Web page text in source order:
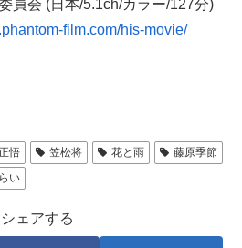
員会 (日本/5.1ch/カラー/127分)
film.com/his-movie/
悟 笠松将 花と雨
藤原季節
い
シェアする